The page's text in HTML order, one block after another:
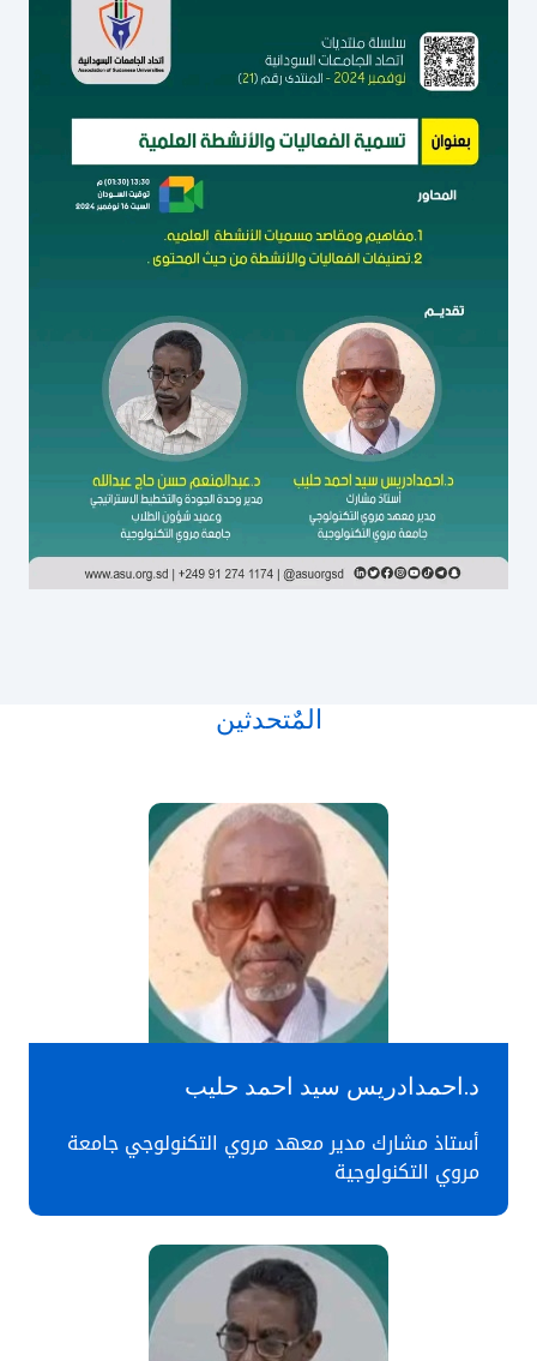
المٌتحدثين
د.احمدادريس سيد احمد حليب
أستاذ مشارك مدير معهد مروي التكنولوجي جامعة
مروي التكنولوجية